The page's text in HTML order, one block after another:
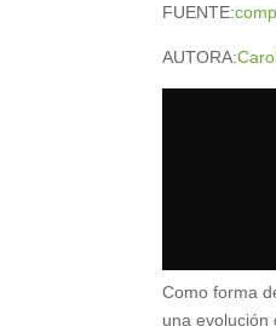
FUENTE:
AUTORA:
Como forma
una evolución